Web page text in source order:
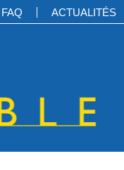
FAQ ACTUALITÉS